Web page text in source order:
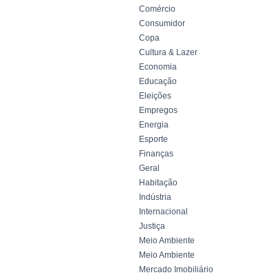
Comércio
Consumidor
Copa
Cultura & Lazer
Economia
Educação
Eleições
Empregos
Energia
Esporte
Finanças
Geral
Habitação
Indústria
Internacional
Justiça
Meio Ambiente
Meio Ambiente
Mercado Imobiliário